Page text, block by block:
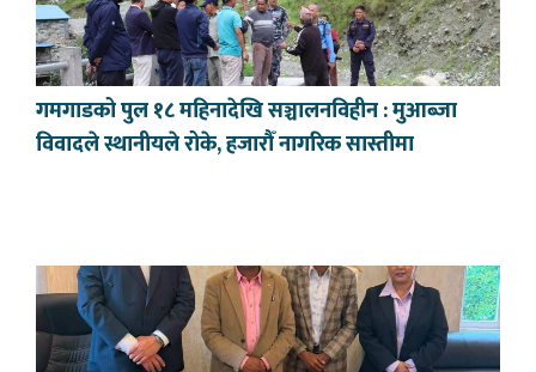
गमगाडको पुल १८ महिनादेखि सञ्चालनविहीन : मुआब्जा
विवादले स्थानीयले रोके, हजारौँ नागरिक सास्तीमा